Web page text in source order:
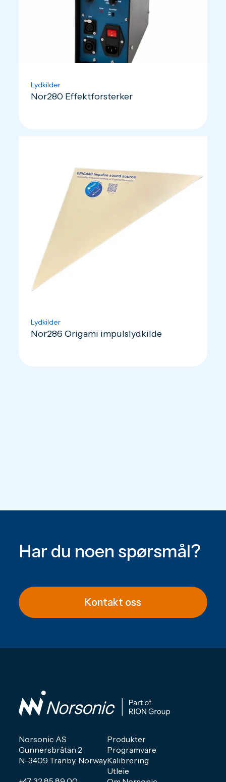
Lydkilder
Nor280 Effektforsterker
Lydkilder
Nor286 Origami impulslydkilde
Har du noen spørsmål?
Kontakt oss
Norsonic AS
Gunnersbråtan 2
N-3409 Tranby, Norway
Produkter
Programvare
Kalibrering
Utleie